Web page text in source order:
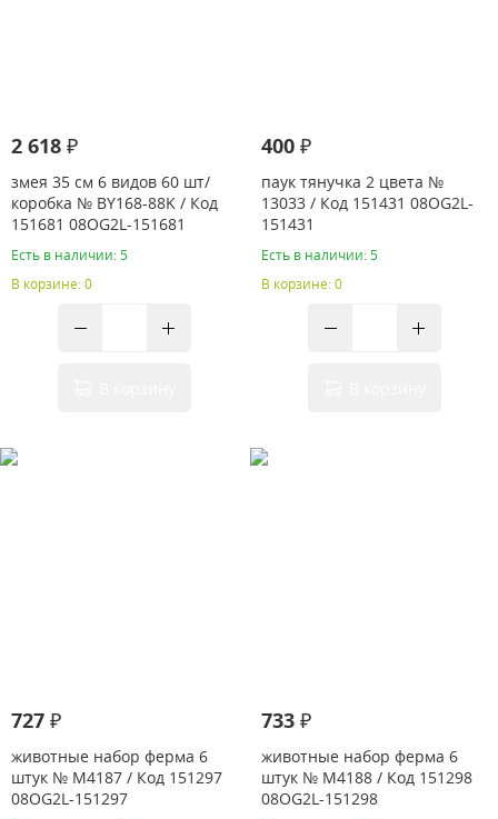
2 618 ₽
змея 35 см 6 видов 60 шт/
коробка № BY168-88K / Код
151681 08OG2L-151681
Есть в наличии: 5
В корзине: 0
400 ₽
паук тянучка 2 цвета №
13033 / Код 151431 08OG2L-
151431
Есть в наличии: 5
В корзине: 0
727 ₽
животные набор ферма 6
штук № M4187 / Код 151297
08OG2L-151297
733 ₽
животные набор ферма 6
штук № M4188 / Код 151298
08OG2L-151298